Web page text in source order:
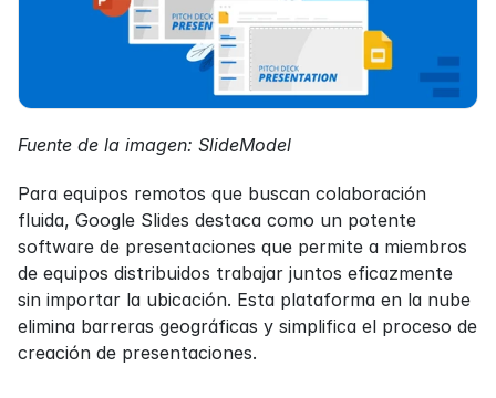
Fuente de la imagen: SlideModel
Para equipos remotos que buscan colaboración
fluida, Google Slides destaca como un potente
software de presentaciones que permite a miembros
de equipos distribuidos trabajar juntos eficazmente
sin importar la ubicación. Esta plataforma en la nube
elimina barreras geográficas y simplifica el proceso de
creación de presentaciones.